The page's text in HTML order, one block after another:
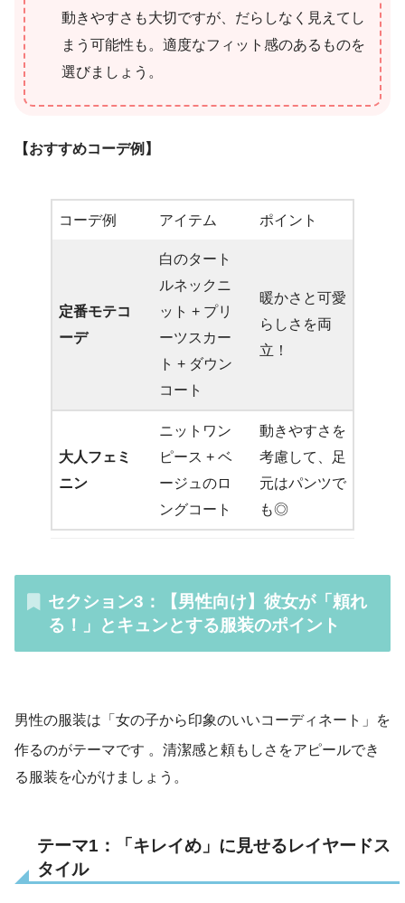
動きやすさも大切ですが、だらしなく見えてし
まう可能性も。適度なフィット感のあるものを
選びましょう。
【おすすめコーデ例】
コーデ例 アイテム ポイント
定番モテコ
ーデ
白のタート
ルネックニ
ット + プリ
ーツスカー
ト + ダウン
コート
暖かさと可愛
らしさを両
立！
大人フェミ
ニン
ニットワン
ピース + ベ
ージュのロ
ングコート
動きやすさを
考慮して、足
元はパンツで
も◎
セクション3：【男性向け】彼女が「頼れ
る！」とキュンとする服装のポイント
男性の服装は「女の子から印象のいいコーディネート」を
作るのがテーマです 。清潔感と頼もしさをアピールでき
る服装を心がけましょう。
テーマ1：「キレイめ」に見せるレイヤードス
タイル